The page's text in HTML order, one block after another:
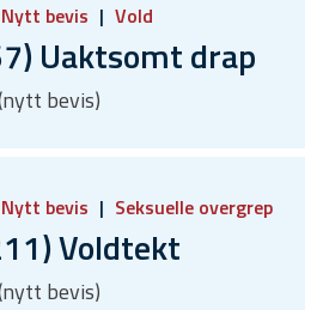
Nytt bevis Vold
Uaktsomt drap
bevis)
Nytt bevis Seksuelle overgrep
Voldtekt
bevis)